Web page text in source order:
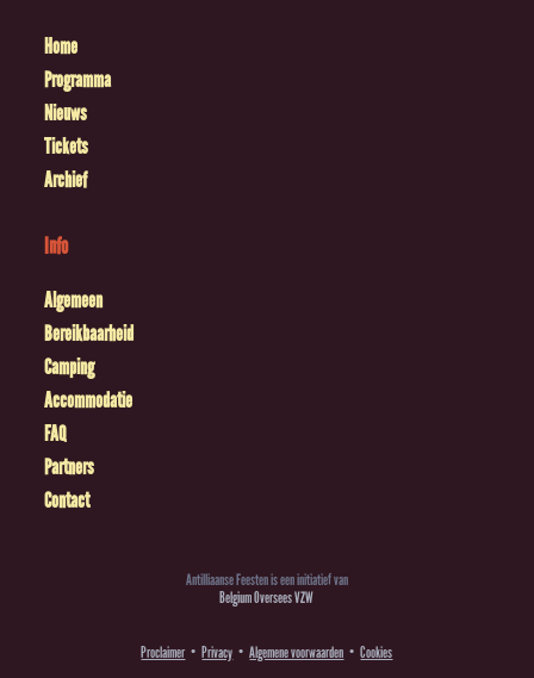
Home
Programma
Nieuws
Tickets
Archief
Info
Algemeen
Bereikbaarheid
Camping
Accommodatie
FAQ
Partners
Contact
Antilliaanse Feesten is een initiatief van
Belgium Oversees VZW
Proclaimer Privacy Algemene voorwaarden Cookies